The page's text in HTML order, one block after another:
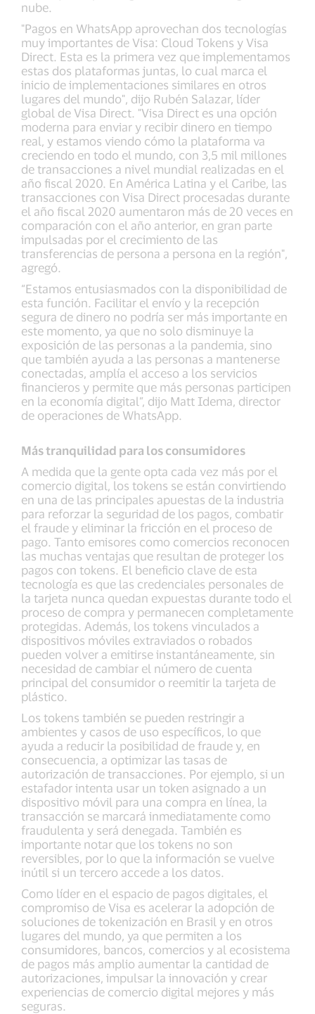
nube.
"Pagos en WhatsApp aprovechan dos tecnologías
muy importantes de Visa: Cloud Tokens y Visa
Direct. Esta es la primera vez que implementamos
estas dos plataformas juntas, lo cual marca el
inicio de implementaciones similares en otros
lugares del mundo", dijo Rubén Salazar, líder
global de Visa Direct. "Visa Direct es una opción
moderna para enviar y recibir dinero en tiempo
real, y estamos viendo cómo la plataforma va
creciendo en todo el mundo, con 3,5 mil millones
de transacciones a nivel mundial realizadas en el
año fiscal 2020. En América Latina y el Caribe, las
transacciones con Visa Direct procesadas durante
el año fiscal 2020 aumentaron más de 20 veces en
comparación con el año anterior, en gran parte
impulsadas por el crecimiento de las
transferencias de persona a persona en la región",
agregó.
“Estamos entusiasmados con la disponibilidad de
esta función. Facilitar el envío y la recepción
segura de dinero no podría ser más importante en
este momento, ya que no solo disminuye la
exposición de las personas a la pandemia, sino
que también ayuda a las personas a mantenerse
conectadas, amplía el acceso a los servicios
financieros y permite que más personas participen
en la economía digital”, dijo Matt Idema, director
de operaciones de WhatsApp.
Más tranquilidad para los consumidores
A medida que la gente opta cada vez más por el
comercio digital, los tokens se están convirtiendo
en una de las principales apuestas de la industria
para reforzar la seguridad de los pagos, combatir
el fraude y eliminar la fricción en el proceso de
pago. Tanto emisores como comercios reconocen
las muchas ventajas que resultan de proteger los
pagos con tokens. El beneficio clave de esta
tecnología es que las credenciales personales de
la tarjeta nunca quedan expuestas durante todo el
proceso de compra y permanecen completamente
protegidas. Además, los tokens vinculados a
dispositivos móviles extraviados o robados
pueden volver a emitirse instantáneamente, sin
necesidad de cambiar el número de cuenta
principal del consumidor o reemitir la tarjeta de
plástico.
Los tokens también se pueden restringir a
ambientes y casos de uso específicos, lo que
ayuda a reducir la posibilidad de fraude y, en
consecuencia, a optimizar las tasas de
autorización de transacciones. Por ejemplo, si un
estafador intenta usar un token asignado a un
dispositivo móvil para una compra en línea, la
transacción se marcará inmediatamente como
fraudulenta y será denegada. También es
importante notar que los tokens no son
reversibles, por lo que la información se vuelve
inútil si un tercero accede a los datos.
Como líder en el espacio de pagos digitales, el
compromiso de Visa es acelerar la adopción de
soluciones de tokenización en Brasil y en otros
lugares del mundo, ya que permiten a los
consumidores, bancos, comercios y al ecosistema
de pagos más amplio aumentar la cantidad de
autorizaciones, impulsar la innovación y crear
experiencias de comercio digital mejores y más
seguras.